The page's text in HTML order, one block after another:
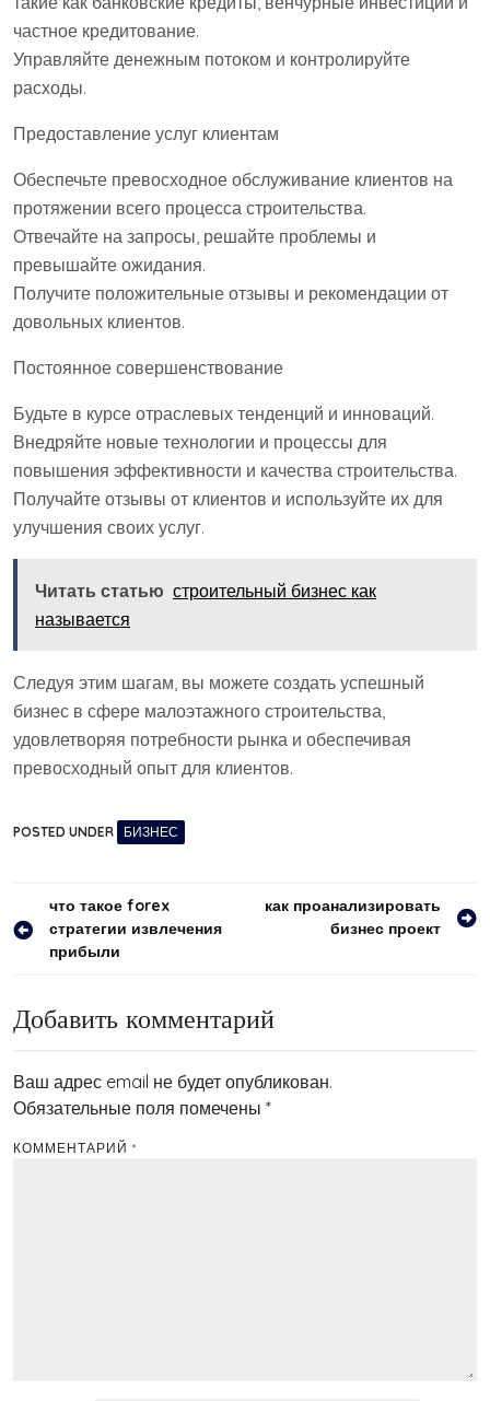
частное кредитование.
Управляйте денежным потоком и контролируйте
расходы.
Предоставление услуг клиентам
Обеспечьте превосходное обслуживание клиентов на
протяжении всего процесса строительства.
Отвечайте на запросы, решайте проблемы и
превышайте ожидания.
Получите положительные отзывы и рекомендации от
довольных клиентов.
Постоянное совершенствование
Будьте в курсе отраслевых тенденций и инноваций.
Внедряйте новые технологии и процессы для
повышения эффективности и качества строительства.
Получайте отзывы от клиентов и используйте их для
улучшения своих услуг.
Читать статью строительный бизнес как
называется
Следуя этим шагам, вы можете создать успешный
бизнес в сфере малоэтажного строительства,
удовлетворяя потребности рынка и обеспечивая
превосходный опыт для клиентов.
POSTED UNDER БИЗНЕС
Навигация
по
что такое forex
стратегии извлечения
прибыли
как проанализировать
бизнес проект
Добавить комментарий
Ваш адрес email не будет опубликован.
Обязательные поля помечены *
КОММЕНТАРИЙ *